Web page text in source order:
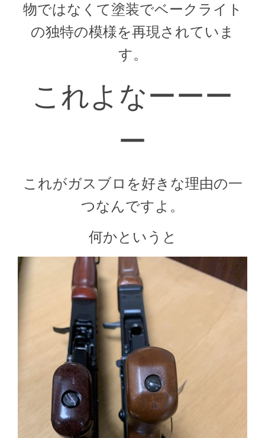
物ではなくて塗装でベークライト
の独特の模様を再現されていま
す。
これよなーーー
ー
これがガスブロを好きな理由の一
つなんですよ。
何かというと